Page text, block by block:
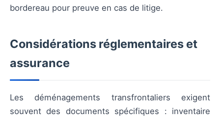
bordereau pour preuve en cas de litige.
Considérations réglementaires et
assurance
Les déménagements transfrontaliers exigent
souvent des documents spécifiques : inventaire